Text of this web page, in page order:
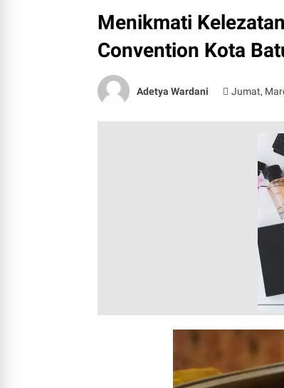
Menikmati
Convention Kota
Adetya Wardani Jumat,